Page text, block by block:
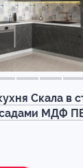
Скала в
МДФ